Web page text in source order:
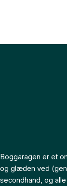
Boggaragen er et
og glæden ved
secondhand, og